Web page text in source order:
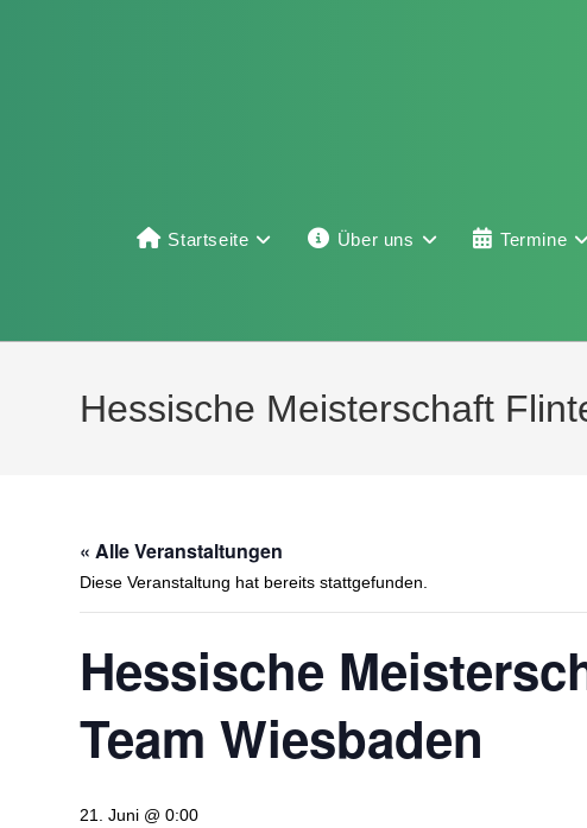
Startseite Über uns Termine
Hessische Meisterschaft
« Alle Veranstaltungen
Diese Veranstaltung hat bereits stattgefunden.
Hessische
Team Wiesbaden
21. Juni @ 0:00